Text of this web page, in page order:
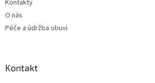
Kontakty
O nás
Péče a údržba obuvi
Kontakt